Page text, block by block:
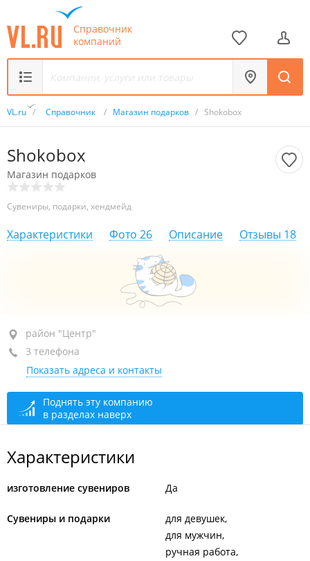
Справочник
компаний
VL.ru / Справочник / Магазин подарков / Shokobox
Shokobox
Магазин подарков
Сувениры, подарки, хендмейд
Характеристики Фото 26 Описание Отзывы 18
район "Центр", ул. Дальзаводская, 4
3-й этаж, оф. 519
+7 (423) 205-44-60
+7 (423) 261-65-11
+7 924 730-70-69опт/сотрудничество
район "Центр"
3 телефона
Показать адреса и контакты
Поднять эту компанию
в разделах наверх
Характеристики
изготовление сувениров Да
Сувениры и подарки
для девушек
для мужчин
ручная работа